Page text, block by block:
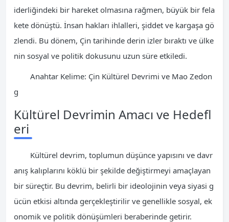
iderliğindeki bir hareket olmasına rağmen, büyük bir fela
kete dönüştü. İnsan hakları ihlalleri, şiddet ve kargaşa gö
zlendi. Bu dönem, Çin tarihinde derin izler bıraktı ve ülke
nin sosyal ve politik dokusunu uzun süre etkiledi.
Anahtar Kelime: Çin Kültürel Devrimi ve Mao Zedon
g
Kültürel Devrimin Amacı ve Hedefl
eri
Kültürel devrim, toplumun düşünce yapısını ve davr
anış kalıplarını köklü bir şekilde değiştirmeyi amaçlayan
bir süreçtir. Bu devrim, belirli bir ideolojinin veya siyasi g
ücün etkisi altında gerçekleştirilir ve genellikle sosyal, ek
onomik ve politik dönüşümleri beraberinde getirir.